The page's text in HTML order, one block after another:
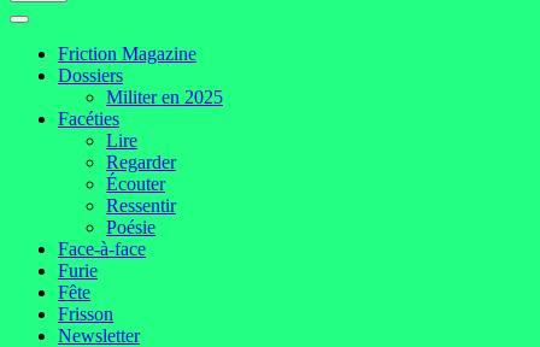
Friction Magazine
Dossiers
Militer en 2025
Facéties
Lire
Regarder
Écouter
Ressentir
Poésie
Face-à-face
Furie
Fête
Frisson
Newsletter